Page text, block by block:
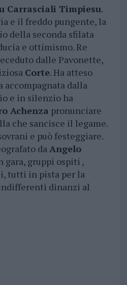
Carrasciali Timpiesu.
e il freddo pungente, la
della seconda sfilata
e ottimismo. Re
dalle Pavonette,
Corte. Ha atteso
accompagnata dalla
e in silenzio ha
Achenza pronunciare
che sancisce il legame.
e può festeggiare.
daAngelo
gara, gruppi ospiti ,
tutti in pista per la
dinanzi al